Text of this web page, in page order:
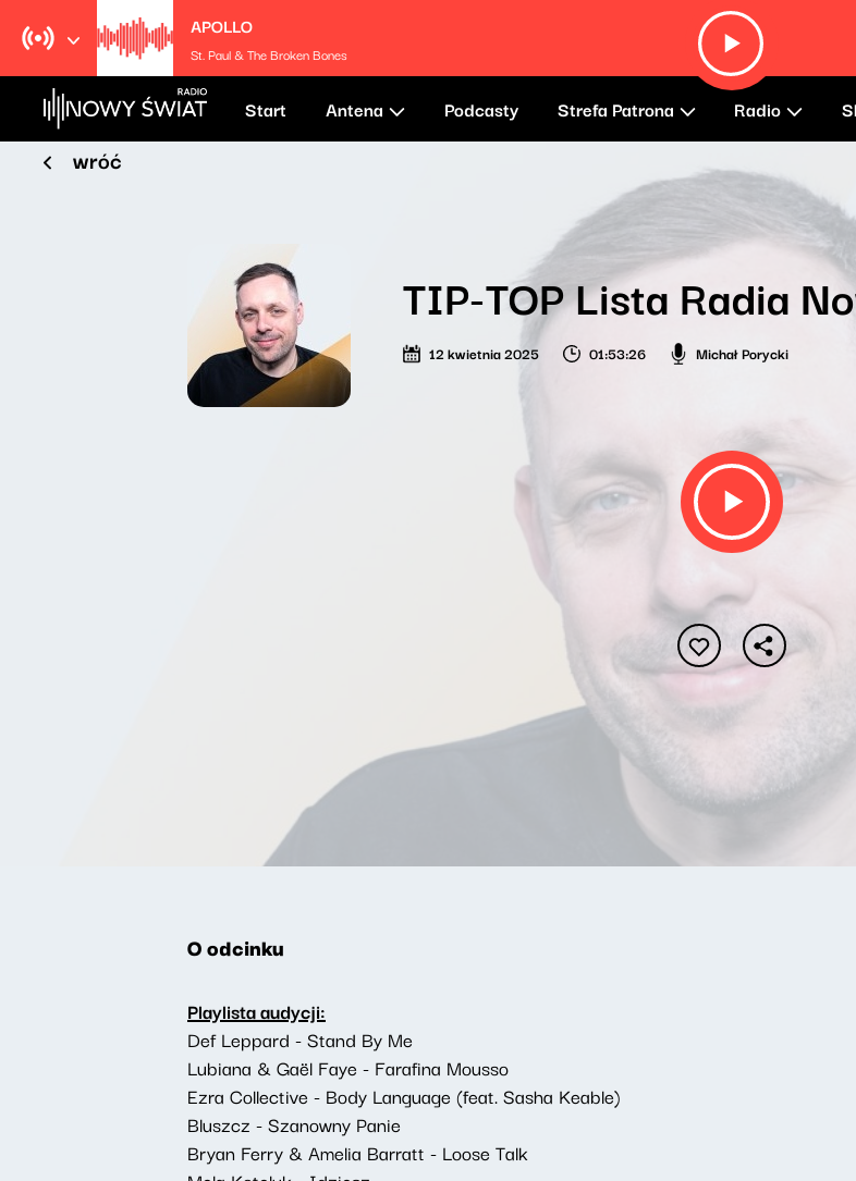
APOLLO
St. Paul & The Broken Bones
Start Antena Podcasty Strefa Patrona Radio
wróć
TIP-TOP Lista Radia
12 kwietnia 2025 01:53:26 Michał Porycki
O odcinku
Playlista audycji:
Def Leppard - Stand By Me
Lubiana & Gaël Faye - Farafina Mousso
Ezra Collective - Body Language (feat. Sasha Keable)
Bluszcz - Szanowny Panie
Bryan Ferry & Amelia Barratt - Loose Talk